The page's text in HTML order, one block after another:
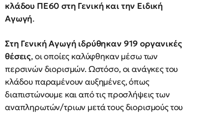
κλάδου ΠΕ60 στη Γενική και την Ειδική
Αγωγή.
Στη Γενική Αγωγή ιδρύθηκαν 919 οργανικές
θέσεις, οι οποίες καλύφθηκαν μέσω των
περσινών διορισμών. Ωστόσο, οι ανάγκες του
κλάδου παραμένουν αυξημένες, όπως
διαπιστώνουμε και από τις προσλήψεις των
αναπληρωτών/τριων μετά τους διορισμούς του